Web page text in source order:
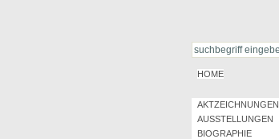
HOME
AKTZEICHNUNGEN
AUSSTELLUNGEN
BIOGRAPHIE